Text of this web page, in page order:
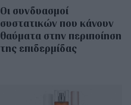
Οι συνδυασμοί
συστατικών που κάνουν
θαύματα στην περιποίηση
της επιδερμίδας